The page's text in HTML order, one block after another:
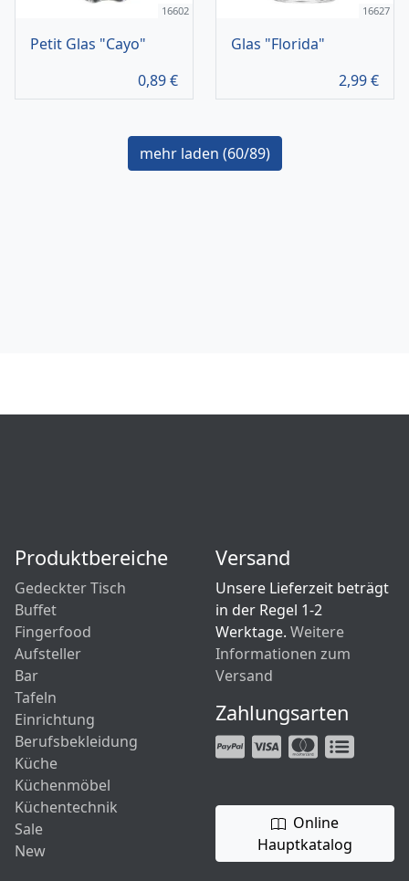
16602
Petit Glas "Cayo"
0,89€
16627
Glas "Florida"
2,99€
mehr laden (60/89)
Produktbereiche
Gedeckter Tisch
Buffet
Fingerfood
Aufsteller
Bar
Tafeln
Einrichtung
Berufsbekleidung
Küche
Küchenmöbel
Küchentechnik
Sale
New
Versand
Unsere Lieferzeit beträgt
in der Regel 1-2
Werktage. Weitere
Informationen zum
Versand
Zahlungsarten
Online
Hauptkatalog